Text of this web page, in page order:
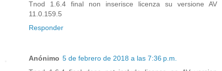
Tnod 1.6.4 final non inserisce licenza su versione AV
11.0.159.5
Responder
Anónimo 5 de febrero de 2018 a las 7:36 p.m.